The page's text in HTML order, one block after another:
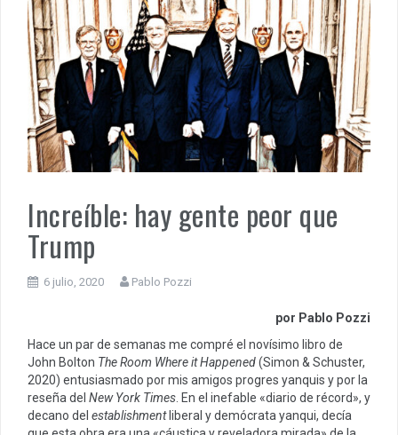
Increíble: hay gente peor que
Trump
6 julio, 2020 Pablo Pozzi
por Pablo Pozzi
Hace un par de semanas me compré el novísimo libro de
John Bolton The Room Where it Happened(Simon & Schuster,
2020) entusiasmado por mis amigos progres yanquis y por la
reseña del New York Times. En el inefable «diario de récord», y
decano del establishmentliberal y demócrata yanqui, decía